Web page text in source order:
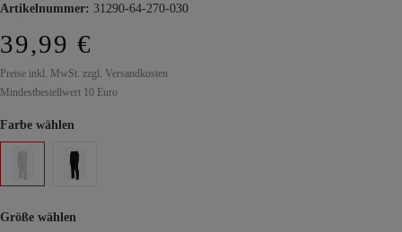
Artikelnummer: 31290-64-270-030
39,99 €
Preise inkl. MwSt. zzgl. Versandkosten
Mindestbestellwert 10 Euro
Farbe wählen
Größe wählen